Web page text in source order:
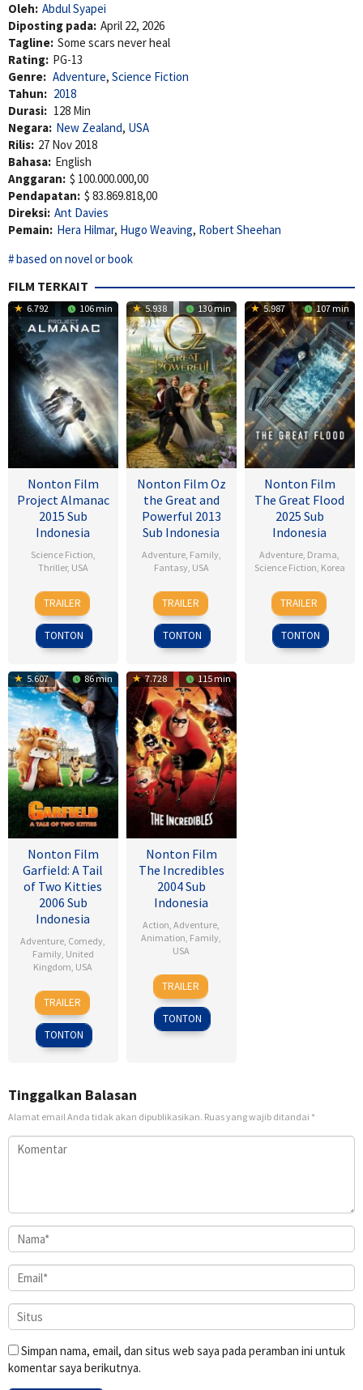
Oleh: Abdul Syapei
Diposting pada: April 22, 2026
Tagline: Some scars never heal
Rating: PG-13
Genre: Adventure, Science Fiction
Tahun: 2018
Durasi: 128 Min
Negara: New Zealand, USA
Rilis: 27 Nov 2018
Bahasa: English
Anggaran: $ 100.000.000,00
Pendapatan: $ 83.869.818,00
Direksi: Ant Davies
Pemain: Hera Hilmar, Hugo Weaving, Robert Sheehan
based on novel or book
FILM TERKAIT
6.792 106 min
Nonton Film
Project Almanac
2015 Sub
Indonesia
Science Fiction,
Thriller, USA
28
Jan
2015
Dean
Israelite
TRAILER
TONTON
5.938 130 min
Nonton Film Oz
the Great and
Powerful 2013
Sub Indonesia
Adventure, Family,
Fantasy, USA
7
Mar
2013
Sam
Raimi
TRAILER
TONTON
5.987 107 min
Nonton Film
The Great Flood
2025 Sub
Indonesia
Adventure, Drama,
Science Fiction, Korea
18
Sep
2025
Kim
Byung-
woo
TRAILER
TONTON
5.607 86 min
Nonton Film
Garfield: A Tail
of Two Kitties
2006 Sub
Indonesia
Adventure, Comedy,
Family, United
Kingdom, USA
15
Jun
2006
Tim
Hill
TRAILER
TONTON
7.728 115 min
Nonton Film
The Incredibles
2004 Sub
Indonesia
Action,Adventure,
Animation, Family,
USA
27
Oct
2004
Brad
Bird
TRAILER
TONTON
Tinggalkan Balasan
Alamat email Anda tidak akan dipublikasikan. Ruas yang wajib ditandai *
Simpan nama, email, dan situs web saya pada peramban ini untuk
komentar saya berikutnya.